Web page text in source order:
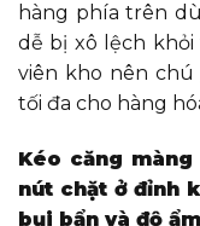
hàng phía trên
dễ bị xô lệch
viên kho nên chú
tối đa cho hàng
Kéo căng
nút chặt ở đỉnh
bụi bẩn và độ